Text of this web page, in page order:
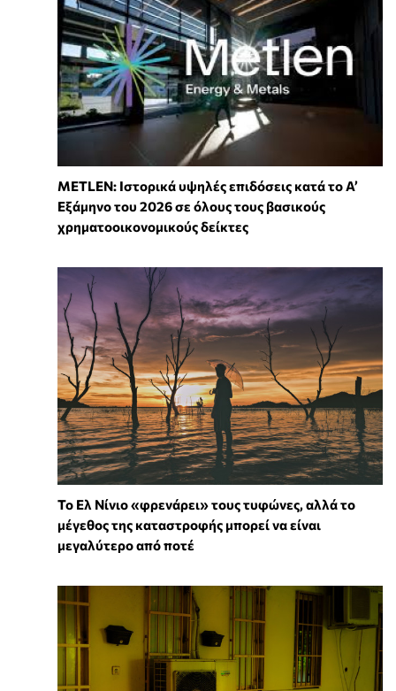
METLEN: Ιστορικά υψηλές επιδόσεις κατά το Α’
Εξάμηνο του 2026 σε όλους τους βασικούς
χρηματοοικονομικούς δείκτες
Το Ελ Νίνιο «φρενάρει» τους τυφώνες, αλλά το
μέγεθος της καταστροφής μπορεί να είναι
μεγαλύτερο από ποτέ